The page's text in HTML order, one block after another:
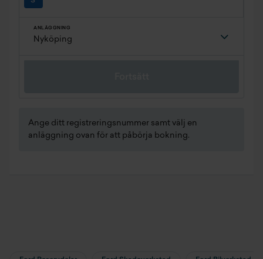
ANLÄGGNING
Ange ditt registreringsnummer samt välj en
anläggning ovan för att påbörja bokning.